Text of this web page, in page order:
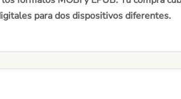
para dos dispositivos diferentes.